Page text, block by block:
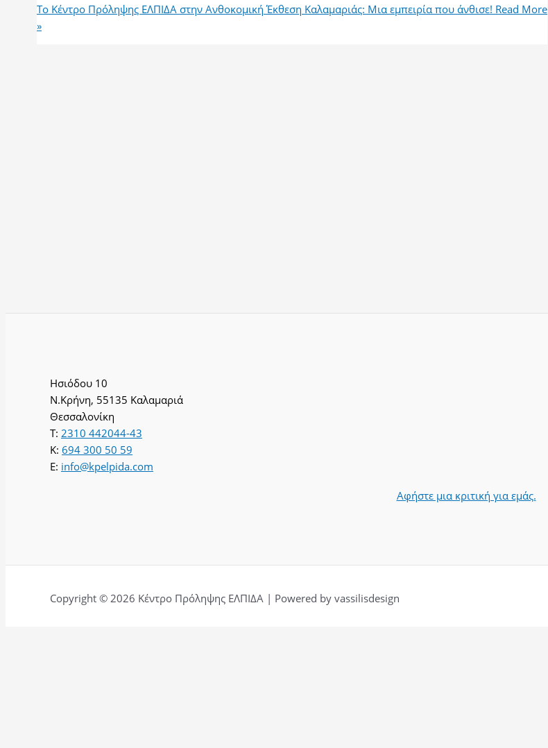
Το Κέντρο Πρόληψης ΕΛΠΙΔΑ στην Ανθοκομική Έκθεση Καλαμαριάς: Μια εμπειρία που άνθισε! Read More
»
Ησιόδου 10
Ν.Κρήνη, 55135 Καλαμαριά
Θεσσαλονίκη
T: 2310 442044-43
K: 694 300 50 59
E: info@kpelpida.com
Αφήστε μια κριτική για εμάς.
Copyright © 2026 Κέντρο Πρόληψης ΕΛΠΙΔΑ | Powered by vassilisdesign